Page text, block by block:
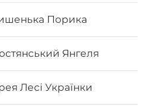
Порика
Янгеля
Лесі Українки
MAXi (вдвічі
сир філадельфія, огірок,